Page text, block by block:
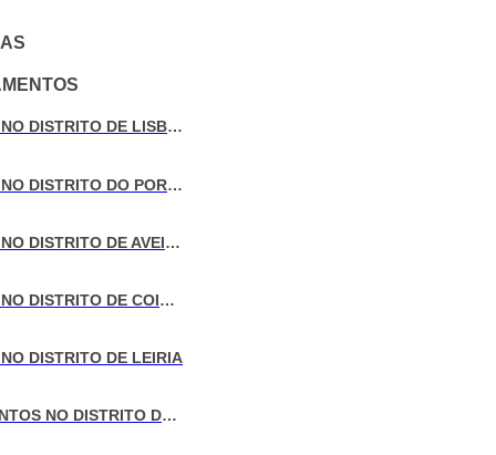
VENDA DE MORADIAS NO DISTRITO DE LISBOA
VENDA DE MORADIAS NO DISTRITO DO PORTO
VENDA DE MORADIAS NO DISTRITO DE AVEIRO
VENDA DE MORADIAS NO DISTRITO DE COIMBRA
DISTRITO DE LEIRIA
VENDA DE APARTAMENTOS NO DISTRITO DE LISBOA